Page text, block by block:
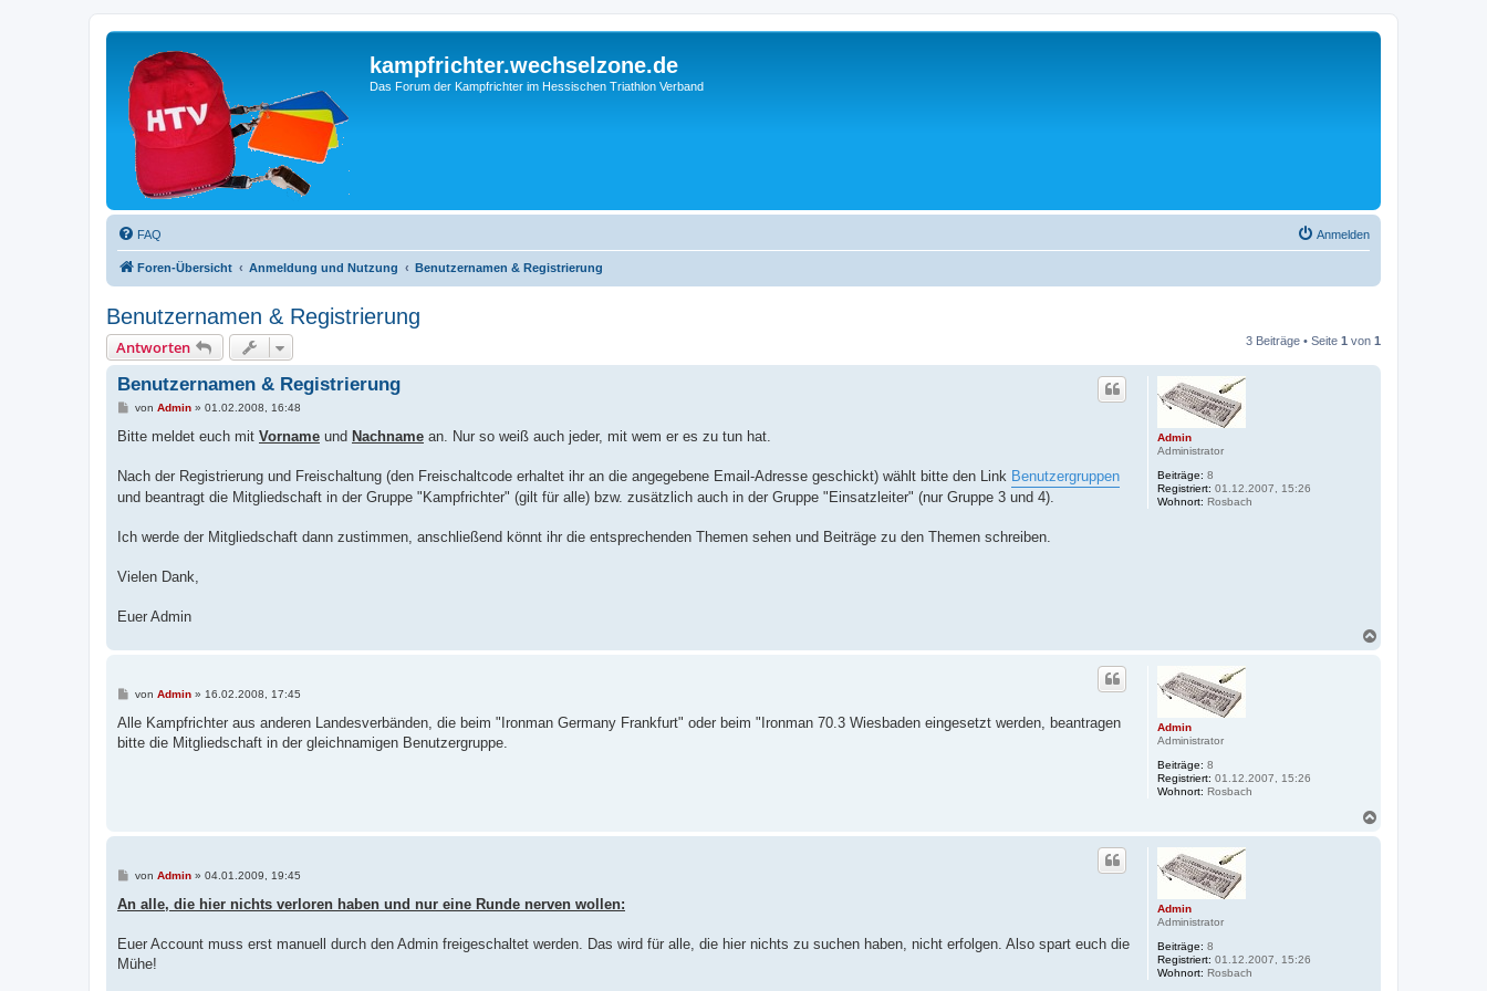
kampfrichter.wechselzone.de
Das Forum der Kampfrichter im Hessischen Triathlon Verband
FAQ Anmelden
Foren-Übersicht Anmeldung und Nutzung Benutzernamen & Registrierung
Benutzernamen & Registrierung
Antworten 3 Beiträge • Seite 1 von 1
Admin
Administrator
Beiträge: 8
Registriert: 01.12.2007, 15:26
Wohnort: Rosbach
Benutzernamen & Registrierung
B
i
a
von Admin» 01.02.2008, 16:48
Bitte meldet euch mit Vorname und Nachname an. Nur so weiß auch jeder, mit wem er es zu tun hat.
Nach der Registrierung und Freischaltung (den Freischaltcode erhaltet ihr an die angegebene Email-Adresse geschickt) wählt bitte den Link Benutzergruppen
und beantragt die Mitgliedschaft in der Gruppe "Kampfrichter" (gilt für alle) bzw. zusätzlich auch in der Gruppe "Einsatzleiter" (nur Gruppe 3 und 4).
Ich werde der Mitgliedschaft dann zustimmen, anschließend könnt ihr die entsprechenden Themen sehen und Beiträge zu den Themen schreiben.
Vielen Dank,
Euer Admin
Admin
Administrator
Beiträge: 8
Registriert: 01.12.2007, 15:26
Wohnort: Rosbach
B
i
r
von Admin» 16.02.2008, 17:45
Alle Kampfrichter aus anderen Landesverbänden, die beim "Ironman Germany Frankfurt" oder beim "Ironman 70.3 Wiesbaden eingesetzt werden, beantragen
bitte die Mitgliedschaft in der gleichnamigen Benutzergruppe.
Admin
Administrator
Beiträge: 8
Registriert: 01.12.2007, 15:26
Wohnort: Rosbach
B
i
t
a
von Admin» 04.01.2009, 19:45
An alle, die hier nichts verloren haben und nur eine Runde nerven wollen:
Euer Account muss erst manuell durch den Admin freigeschaltet werden. Das wird für alle, die hier nichts zu suchen haben, nicht erfolgen. Also spart euch die
Mühe!